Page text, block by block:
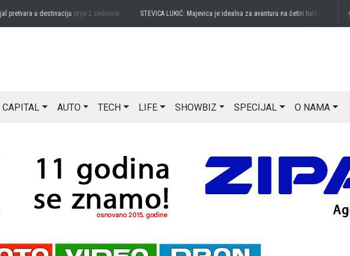
u destinacijuprije 2 sedmice STEVICA LUKIĆ: Majevica je idealna za avanturu na četiri točka prije 2 sedmice
CAPITAL AUTO TECH LIFE SHOWBIZ SPECIJAL O NAMA